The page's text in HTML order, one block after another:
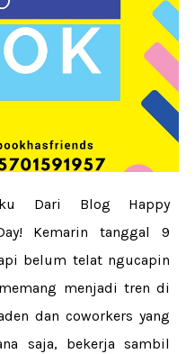
Dari Blog Happy
Kemarin tanggal 9
belum telat ngucapin
menjadi tren di
dan coworkers yang
saja, bekerja sambil